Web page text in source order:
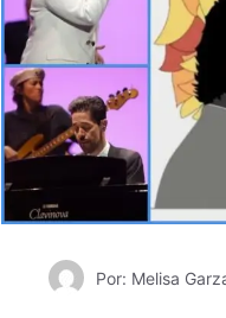
Por: Melisa